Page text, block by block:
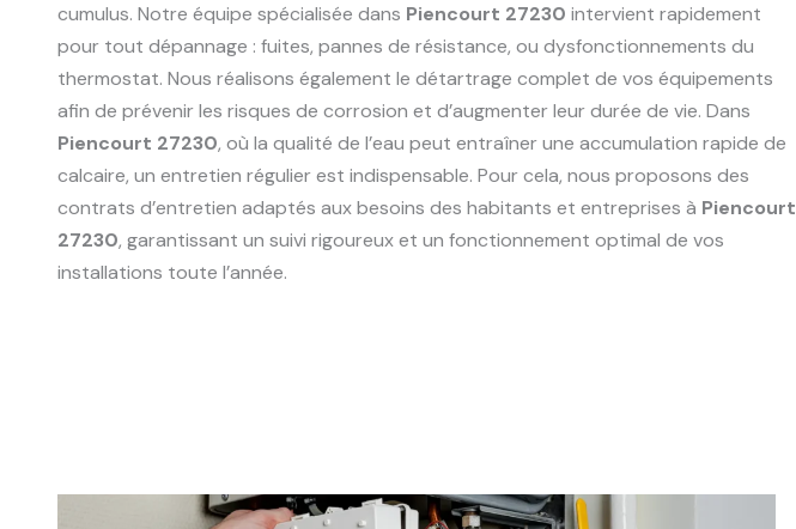
cumulus. Notre équipe spécialisée dans Piencourt 27230 intervient rapidement
pour tout dépannage : fuites, pannes de résistance, ou dysfonctionnements du
thermostat. Nous réalisons également le détartrage complet de vos équipements
afin de prévenir les risques de corrosion et d’augmenter leur durée de vie. Dans
Piencourt 27230, où la qualité de l’eau peut entraîner une accumulation rapide de
calcaire, un entretien régulier est indispensable. Pour cela, nous proposons des
contrats d’entretien adaptés aux besoins des habitants et entreprises à Piencourt
27230, garantissant un suivi rigoureux et un fonctionnement optimal de vos
installations toute l’année.